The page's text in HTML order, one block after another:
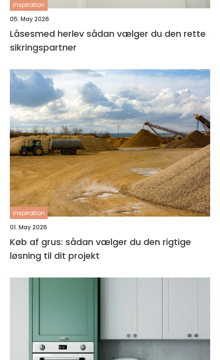
inspiration
05. May 2026
Låsesmed herlev sådan vælger du den rette
sikringspartner
inspiration
01. May 2026
Køb af grus: sådan vælger du den rigtige
løsning til dit projekt